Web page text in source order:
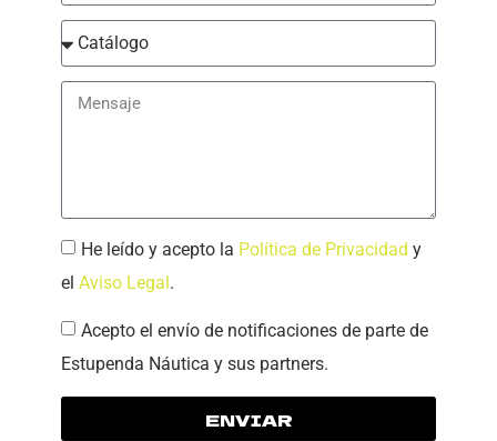
He leído y acepto la Política de Privacidad y
el Aviso Legal.
Acepto el envío de notificaciones de parte de
Estupenda Náutica y sus partners.
ENVIAR